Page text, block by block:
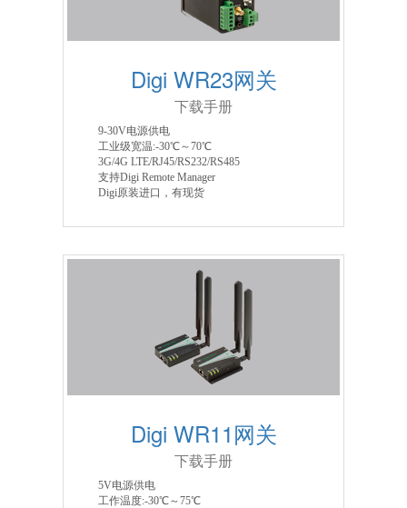
Digi WR23网关
下载手册
9-30V电源供电
工业级宽温:-30℃～70℃
3G/4G LTE/RJ45/RS232/RS485
支持Digi Remote Manager
Digi原装进口，有现货
Digi WR11网关
下载手册
5V电源供电
工作温度:-30℃～75℃